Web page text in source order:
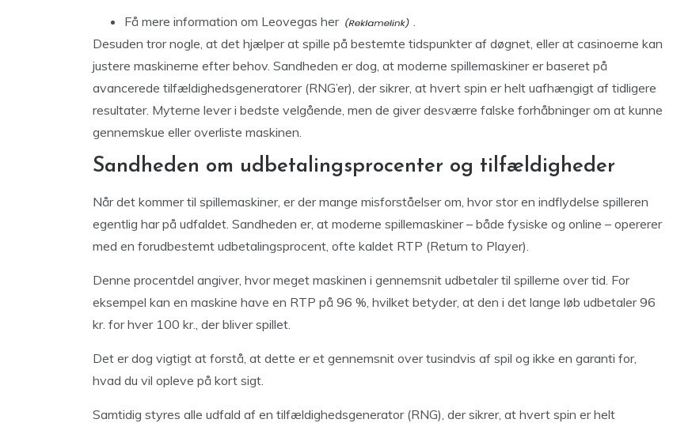
Få mere information om Leovegas her
.
Desuden tror nogle, at det hjælper at spille på bestemte tidspunkter af døgnet, eller at casinoerne kan
justere maskinerne efter behov. Sandheden er dog, at moderne spillemaskiner er baseret på
avancerede tilfældighedsgeneratorer (RNG’er), der sikrer, at hvert spin er helt uafhængigt af tidligere
resultater. Myterne lever i bedste velgående, men de giver desværre falske forhåbninger om at kunne
gennemskue eller overliste maskinen.
Sandheden om udbetalingsprocenter og tilfældigheder
Når det kommer til spillemaskiner, er der mange misforståelser om, hvor stor en indflydelse spilleren
egentlig har på udfaldet. Sandheden er, at moderne spillemaskiner – både fysiske og online – opererer
med en forudbestemt udbetalingsprocent, ofte kaldet RTP (Return to Player).
Denne procentdel angiver, hvor meget maskinen i gennemsnit udbetaler til spillerne over tid. For
eksempel kan en maskine have en RTP på 96 %, hvilket betyder, at den i det lange løb udbetaler 96
kr. for hver 100 kr., der bliver spillet.
Det er dog vigtigt at forstå, at dette er et gennemsnit over tusindvis af spil og ikke en garanti for,
hvad du vil opleve på kort sigt.
Samtidig styres alle udfald af en tilfældighedsgenerator (RNG), der sikrer, at hvert spin er helt